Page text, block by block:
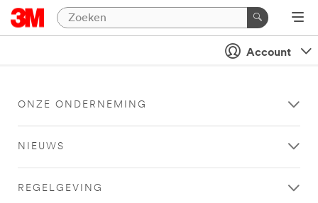
Account
ONZE ONDERNEMING
NIEUWS
REGELGEVING